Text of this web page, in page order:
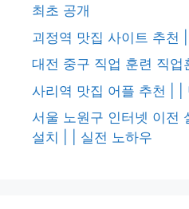
최초 공개
괴정역 맛집 사이트 추천
대전 중구 직업 훈련 직
사리역 맛집 어플 추천 | |
서울 노원구 인터넷 이전
설치 | | 실전 노하우